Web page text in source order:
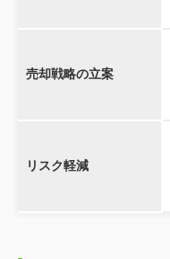
売却戦略の立案
リスク軽減